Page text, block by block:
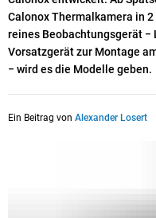
Calonox Thermalkamera in
reines Beobachtungsgerät −
Vorsatzgerät zur Montage
− wird es die Modelle geben.
Ein Beitrag von Alexander Losert